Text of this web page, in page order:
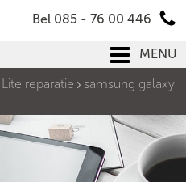
Bel 085 - 76 00 446
MENU
reparatie
samsung galaxy